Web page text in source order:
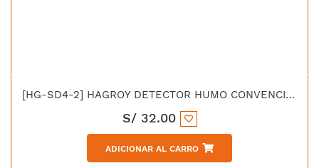
[HG-SD4-2] HAGROY DETECTOR HUMO CONVENCIONAL EN54 12V 2/4 HILOS
S/ 32.00
ADICIONAR AL CARRO